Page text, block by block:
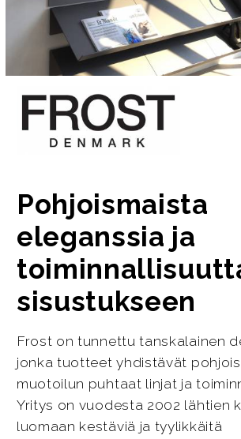
Pohjoismaista
eleganssia ja
sisustukseen
Frost on tunnettu tanskalainen
jonka tuotteet yhdistävät
muotoilun puhtaat linjat ja
Yritys on vuodesta 2002 lähtien
luomaan kestäviä ja tyylikkäitä